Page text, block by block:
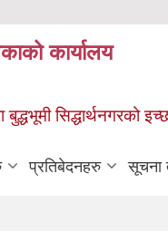
कार्यालय
बुद्धभूमी सिद्धार्थनगरको
प्रतिबेदनहरु सूचना